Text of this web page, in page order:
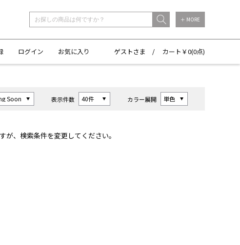
＋ MORE
ログイン お気に入り ゲストさま / カート￥0(0点)
表示件数 カラー展開
、検索条件を変更してください。